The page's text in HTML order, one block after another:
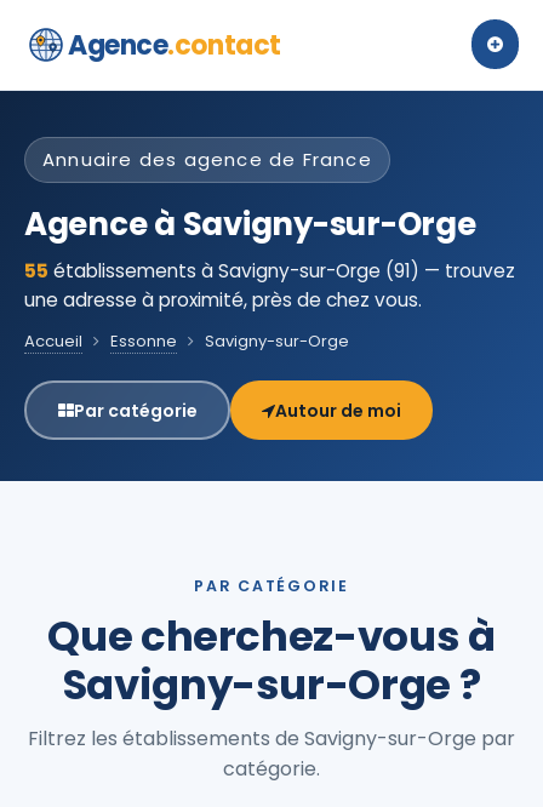
Agence.contact
Annuaire des agence de France
Agence à Savigny-sur-Orge
55 établissements à Savigny-sur-Orge (91) — trouvez
une adresse à proximité, près de chez vous.
Accueil Essonne Savigny-sur-Orge
Par catégorie Autour de moi
PAR CATÉGORIE
Que cherchez-vous à
Savigny-sur-Orge ?
Filtrez les établissements de Savigny-sur-Orge par
catégorie.